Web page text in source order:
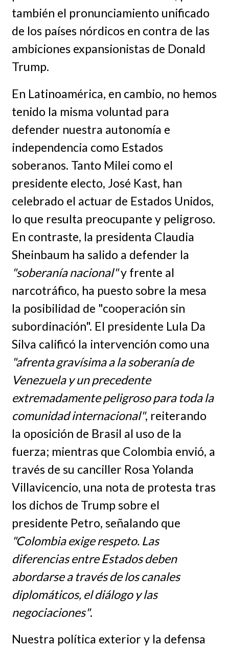
también el pronunciamiento unificado
de los países nórdicos en contra de las
ambiciones expansionistas de Donald
Trump.
En Latinoamérica, en cambio, no hemos
tenido la misma voluntad para
defender nuestra autonomía e
independencia como Estados
soberanos. Tanto Milei como el
presidente electo, José Kast, han
celebrado el actuar de Estados Unidos,
lo que resulta preocupante y peligroso.
En contraste, la presidenta Claudia
Sheinbaum ha salido a defender la
"soberanía nacional"y frente al
narcotráfico, ha puesto sobre la mesa
la posibilidad de "cooperación sin
subordinación". El presidente Lula Da
Silva calificó la intervención como una
"afrenta gravísima a la soberanía de
Venezuela y un precedente
extremadamente peligroso para toda la
comunidad internacional", reiterando
la oposición de Brasil al uso de la
fuerza; mientras que Colombia envió, a
través de su canciller Rosa Yolanda
Villavicencio, una nota de protesta tras
los dichos de Trump sobre el
presidente Petro, señalando que
"Colombia exige respeto. Las
diferencias entre Estados deben
abordarse a través de los canales
diplomáticos, el diálogo y las
negociaciones".
Nuestra política exterior y la defensa